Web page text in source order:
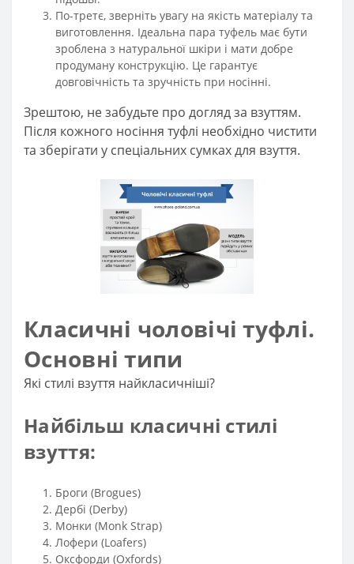
По-третє, зверніть увагу на якість матеріалу та
виготовлення. Ідеальна пара туфель має бути
зроблена з натуральної шкіри і мати добре
продуману конструкцію. Це гарантує
довговічність та зручність при носінні.
Зрештою, не забудьте про догляд за взуттям.
Після кожного носіння туфлі необхідно чистити
та зберігати у спеціальних сумках для взуття.
Класичні чоловічі туфлі.
Основні типи
Які стилі взуття найкласичніші?
Найбільш класичні стилі
взуття:
Броги (Brogues)
Дербі (Derby)
Монки (Monk Strap)
Лофери (Loafers)
Оксфорди (Oxfords)